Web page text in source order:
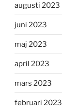
augusti 2023
juni 2023
maj 2023
april 2023
mars 2023
februari 2023